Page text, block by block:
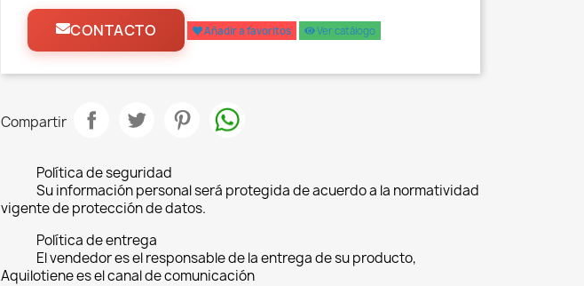
CONTACTO Añadir a favoritos Ver catálogo
Compartir
Política de seguridad
Su información personal será protegida de acuerdo a la normatividad
vigente de protección de datos.
Política de entrega
El vendedor es el responsable de la entrega de su producto,
Aquilotiene es el canal de comunicación